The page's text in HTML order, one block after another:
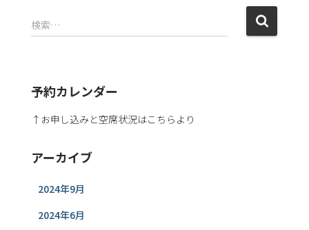
検索…
予約カレンダー
↑お申し込みと空席状況はこちらより
アーカイブ
2024年9月
2024年6月